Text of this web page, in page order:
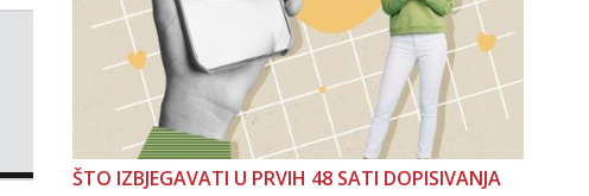
ŠTO IZBJEGAVATI U PRVIH 48 SATI DOPISIVANJA